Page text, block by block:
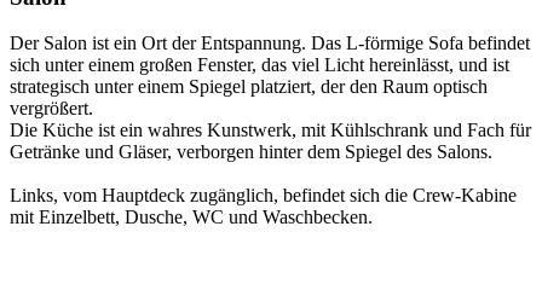
Der Salon ist ein Ort der Entspannung. Das L-förmige Sofa befindet
sich unter einem großen Fenster, das viel Licht hereinlässt, und ist
strategisch unter einem Spiegel platziert, der den Raum optisch
vergrößert.
Die Küche ist ein wahres Kunstwerk, mit Kühlschrank und Fach für
Getränke und Gläser, verborgen hinter dem Spiegel des Salons.
Links, vom Hauptdeck zugänglich, befindet sich die Crew-Kabine
mit Einzelbett, Dusche, WC und Waschbecken.